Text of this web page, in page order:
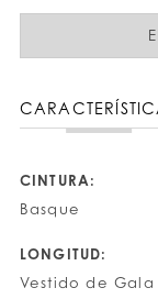
CINTURA:
Basque
LONGITUD:
Vestido de Gala